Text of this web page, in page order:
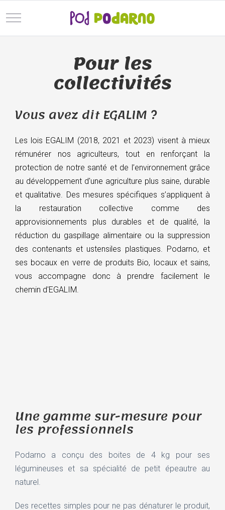
Mobile Menu Toggle
Pour les
collectivités
Vous avez dit EGALIM ?
Les lois EGALIM (2018, 2021 et 2023) visent à mieux
rémunérer nos agriculteurs, tout en renforçant la
protection de notre santé et de l’environnement grâce
au développement d'une agriculture plus saine, durable
et qualitative. Des mesures spécifiques s’appliquent à
la restauration collective comme des
approvisionnements plus durables et de qualité, la
réduction du gaspillage alimentaire ou la suppression
des contenants et ustensiles plastiques. Podarno, et
ses bocaux en verre de produits Bio, locaux et sains,
vous accompagne donc à prendre facilement le
chemin d'EGALIM.
Une gamme sur-mesure pour
les professionnels
Podarno a conçu des boites de 4 kg pour ses
légumineuses et sa spécialité de petit épeautre au
naturel.
Des recettes simples pour ne pas dénaturer le produit,